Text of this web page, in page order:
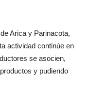
Arica y Parinacota,
actividad continúe en
se asocien,
y pudiendo